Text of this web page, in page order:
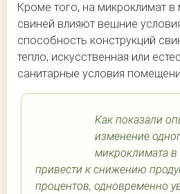
Кроме того, на микроклимат
свиней влияют вешние
способность конструкций
тепло, искусственная или
санитарные условия
Как показали
изменение
микроклимата
привести к снижению
процентов, одновременно